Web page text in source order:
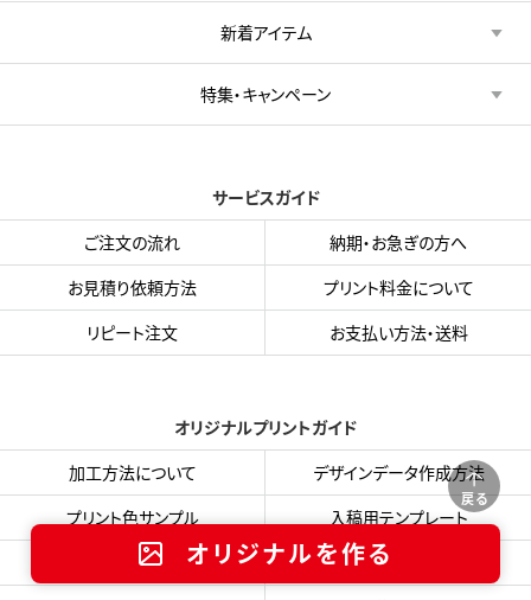
戻る
オリジナルを作る
新着アイテム
特集・キャンペーン
サービスガイド
ご注文の流れ
納期・お急ぎの方へ
お見積り依頼方法
プリント料金について
リピート注文
お支払い方法・送料
オリジナルプリントガイド
加工方法について
デザインデータ作成方法
プリント色サンプル
入稿用テンプレート
フォント・書体集
データ入稿フォーム